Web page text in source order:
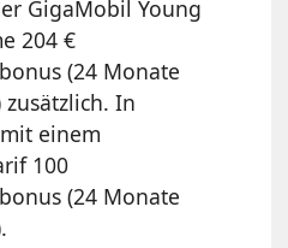
GigaMobil Young
204 €
(24 Monate
zusätzlich. In
einem
100
(24 Monate